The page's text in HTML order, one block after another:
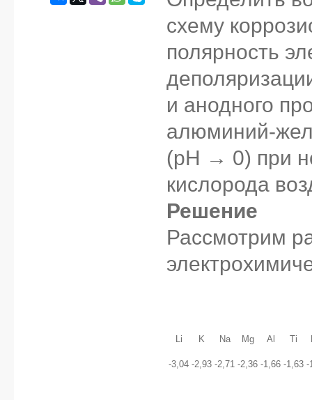
схему
полярность
и анодного
алюминий-
(pH → 0) при
кислорода
Решение
Рассмотрим
Li
-3,04
K
-2,93
Na
-2,71
Mg
-2,36
Al
-1,66
Ti
-1,63 -